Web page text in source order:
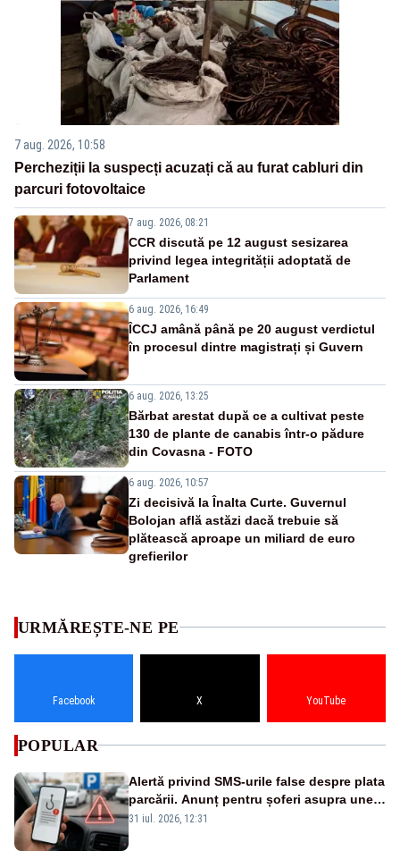
7 aug. 2026, 10:58
Percheziții la suspecți acuzați că au furat cabluri din
parcuri fotovoltaice
7 aug. 2026, 08:21
CCR discută pe 12 august sesizarea
privind legea integrității adoptată de
Parlament
6 aug. 2026, 16:49
ÎCCJ amână până pe 20 august verdictul
în procesul dintre magistrați și Guvern
6 aug. 2026, 13:25
Bărbat arestat după ce a cultivat peste
130 de plante de canabis într-o pădure
din Covasna - FOTO
6 aug. 2026, 10:57
Zi decisivă la Înalta Curte. Guvernul
Bolojan află astăzi dacă trebuie să
plătească aproape un miliard de euro
grefierilor
URMĂREȘTE-NE PE
Facebook X YouTube
POPULAR
Alertă privind SMS-urile false despre plata
parcării. Anunț pentru șoferi asupra unei
noi metode de fraudă online
31 iul. 2026, 12:31